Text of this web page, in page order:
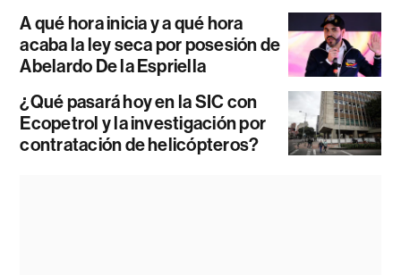
A qué hora inicia y a qué hora
acaba la ley seca por posesión de
Abelardo De la Espriella
¿Qué pasará hoy en la SIC con
Ecopetrol y la investigación por
contratación de helicópteros?